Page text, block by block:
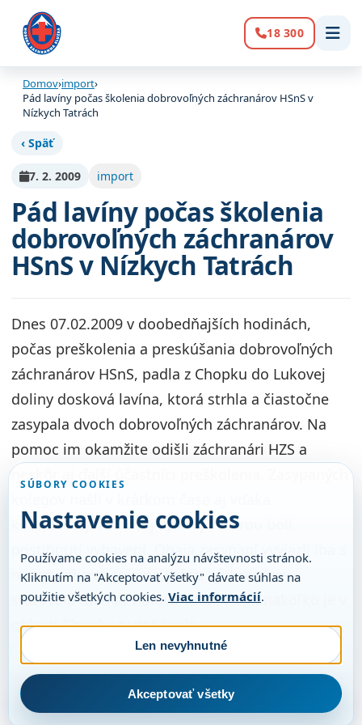
Volanie:
18 300
Domov›import›
Pád lavíny počas školenia dobrovoľných záchranárov HSnS v
Nízkych Tatrách
‹ Späť
7. 2. 2009 import
Pád lavíny počas školenia
dobrovoľných záchranárov
HSnS v Nízkych Tatrách
Dnes 07.02.2009 v doobedňajších hodinách,
počas preškolenia a preskúšania dobrovoľných
záchranárov HSnS, padla z Chopku do Lukovej
doliny dosková lavína, ktorá strhla a čiastočne
zasypala dvoch dobrovoľných záchranárov. Na
pomoc im okamžite odišli záchranári HZS a
neskôr aj ďalší účastníci preškolenia. Zasypaných
kompletnej lavínovej výstroji, ktorou boli
postihnutí vybavení. Obaja zasypaní vyviazli iba s
miernymi zraneniami. Prácu záchranárov
sťažovala takmer nulová viditeľnosť, nakoľko je v
oblasti Chopku hustá hmla.
SÚBORY COOKIES
Nastavenie cookies
Používame cookies na analýzu návštevnosti stránok.
Kliknutím na "Akceptovať všetky" dávate súhlas na
použitie všetkých cookies. Viac informácií.
Len nevyhnutné
Akceptovať všetky